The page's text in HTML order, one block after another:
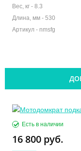
Вес, кг - 8.3
Длина, мм - 530
Артикул - nmsfg
Есть в наличии
16 800 руб.